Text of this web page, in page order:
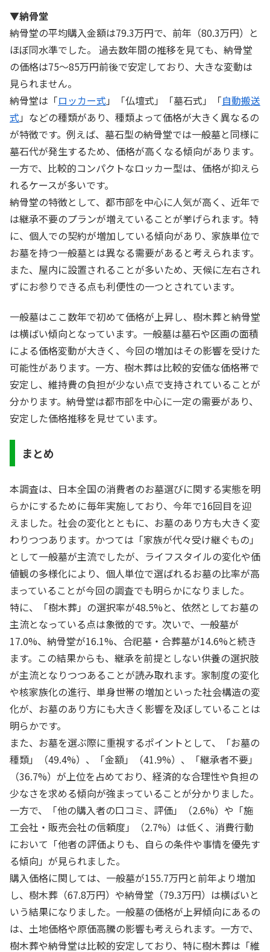
▼納骨堂
納骨堂の平均購入金額は79.3万円で、前年（80.3万円）と
ほぼ同水準でした。 過去数年間の推移を見ても、納骨堂
の価格は75～85万円前後で安定しており、大きな変動は
見られません。
納骨堂は「ロッカー式 」「仏壇式」「墓石式」「自動搬送
式 」などの種類があり、種類よって価格が大きく異なるの
が特徴です。例えば、墓石型の納骨堂では一般墓と同様に
墓石代が発生するため、価格が高くなる傾向があります。
一方で、比較的コンパクトなロッカー型は、価格が抑えら
れるケースが多いです。
納骨堂の特徴として、都市部を中心に人気が高く、近年で
は継承不要のプランが増えていることが挙げられます。特
に、個人での契約が増加している傾向があり、家族単位で
お墓を持つ一般墓とは異なる需要があると考えられます。
また、屋内に設置されることが多いため、天候に左右され
ずにお参りできる点も利便性の一つとされています。
一般墓はここ数年で初めて価格が上昇し、樹木葬と納骨堂
は横ばい傾向となっています。一般墓は墓石や区画の面積
による価格変動が大きく、今回の増加はその影響を受けた
可能性があります。一方、樹木葬は比較的安価な価格帯で
安定し、維持費の負担が少ない点で支持されていることが
分かります。納骨堂は都市部を中心に一定の需要があり、
安定した価格推移を見せています。
まとめ
本調査は、日本全国の消費者のお墓選びに関する実態を明
らかにするために毎年実施しており、今年で16回目を迎
えました。社会の変化とともに、お墓のあり方も大きく変
わりつつあります。かつては「家族が代々受け継ぐもの」
として一般墓が主流でしたが、ライフスタイルの変化や価
値観の多様化により、個人単位で選ばれるお墓の比率が高
まっていることが今回の調査でも明らかになりました。
特に、「樹木葬」の選択率が48.5%と、依然としてお墓の
主流となっている点は象徴的です。次いで、一般墓が
17.0%、納骨堂が16.1%、合祀墓・合葬墓が14.6%と続き
ます。この結果からも、継承を前提としない供養の選択肢
が主流となりつつあることが読み取れます。家制度の変化
や核家族化の進行、単身世帯の増加といった社会構造の変
化が、お墓のあり方にも大きく影響を及ぼしていることは
明らかです。
また、お墓を選ぶ際に重視するポイントとして、「お墓の
種類」（49.4%）、「金額」（41.9%）、「継承者不要」
（36.7%）が上位を占めており、経済的な合理性や負担の
少なさを求める傾向が強まっていることが分かりました。
一方で、「他の購入者の口コミ、評価」（2.6%）や「施
工会社・販売会社の信頼度」（2.7%）は低く、消費行動
において「他者の評価よりも、自らの条件や事情を優先す
る傾向」が見られました。
購入価格に関しては、一般墓が155.7万円と前年より増加
し、樹木葬（67.8万円）や納骨堂（79.3万円）は横ばいと
いう結果になりました。一般墓の価格が上昇傾向にあるの
は、土地価格や原価高騰の影響も考えられます。一方で、
樹木葬や納骨堂は比較的安定しており、特に樹木葬は「維